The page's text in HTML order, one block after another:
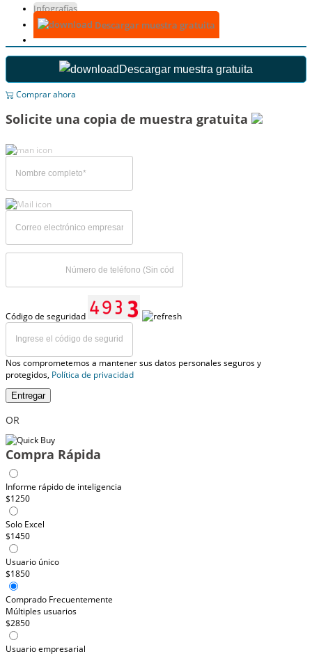
Infografías
Descargar muestra gratuita
Descargar muestra gratuita
Comprar ahora
Solicite una copia de muestra gratuita
Código de seguridad
Nos comprometemos a mantener sus datos personales seguros y
protegidos, Política de privacidad
Entregar
OR
Compra Rápida
Informe rápido de inteligencia
$1250
Solo Excel
$1450
Usuario único
$1850
Comprado Frecuentemente
Múltiples usuarios
$2850
Usuario empresarial